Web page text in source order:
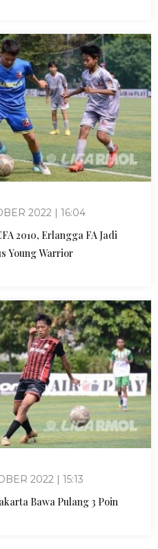
2022 | 16:04
2010, Erlangga FA Jadi
Young Warrior
2022 | 15:13
Bawa Pulang 3 Poin